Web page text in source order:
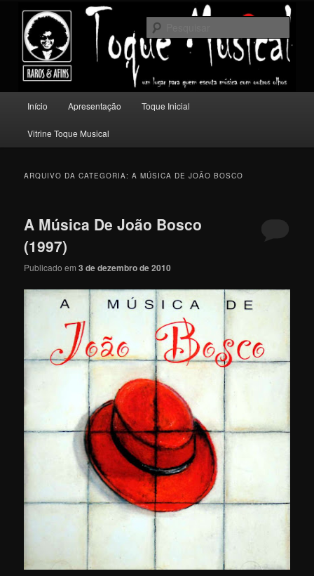
conteúdo
principal
conteúdo
secundário
Toque Musical
Um lugar para quem escuta música com outros olhos.
principal
Início Apresentação Toque Inicial
Vitrine Toque Musical
ARQUIVO DA CATEGORIA:A MÚSICA DE JOÃO BOSCO
A Música De João Bosco
(1997)
Publicado em3 de dezembro de 2010